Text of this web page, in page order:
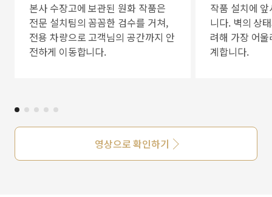
본사 수장고에 보관된 원화 작품은
전문 설치팀의 꼼꼼한 검수를 거쳐,
전용 차량으로 고객님의 공간까지 안
전하게 이동합니다.
작품 설치에
니다. 벽의 상
려해 가장 어
계합니다.
영상으로 확인하기